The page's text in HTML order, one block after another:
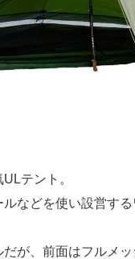
テント。
ルなどを使い設営す
だが、前面はフルメ